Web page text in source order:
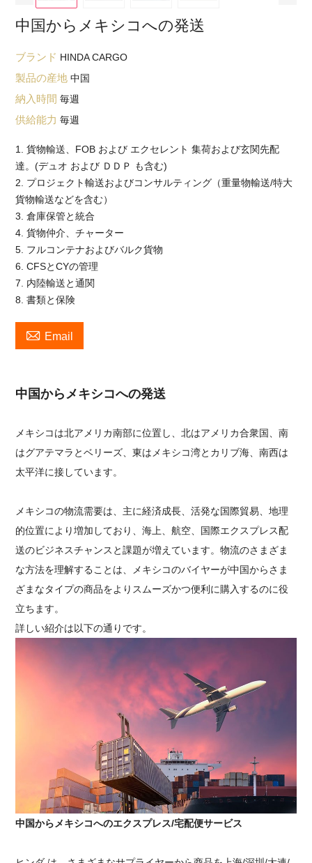
中国からメキシコへの発送
ブランド HINDA CARGO
製品の産地中国
納入時間毎週
供給能力毎週
1. 貨物輸送、FOB および エクセレント 集荷および玄関先配
達。(デュオ および ＤＤＰ も含む)
2. プロジェクト輸送およびコンサルティング（重量物輸送/特大
貨物輸送などを含む）
3. 倉庫保管と統合
4. 貨物仲介、チャーター
5. フルコンテナおよびバルク貨物
6. CFSとCYの管理
7. 内陸輸送と通関
8. 書類と保険
 Email
中国からメキシコへの発送
メキシコは北アメリカ南部に位置し、北はアメリカ合衆国、南
はグアテマラとベリーズ、東はメキシコ湾とカリブ海、南西は
太平洋に接しています。
メキシコの物流需要は、主に経済成長、活発な国際貿易、地理
的位置により増加しており、海上、航空、国際エクスプレス配
送のビジネスチャンスと課題が増えています。物流のさまざま
な方法を理解することは、メキシコのバイヤーが中国からさま
ざまなタイプの商品をよりスムーズかつ便利に購入するのに役
立ちます。
詳しい紹介は以下の通りです。
中国からメキシコへのエクスプレス/宅配便サービス